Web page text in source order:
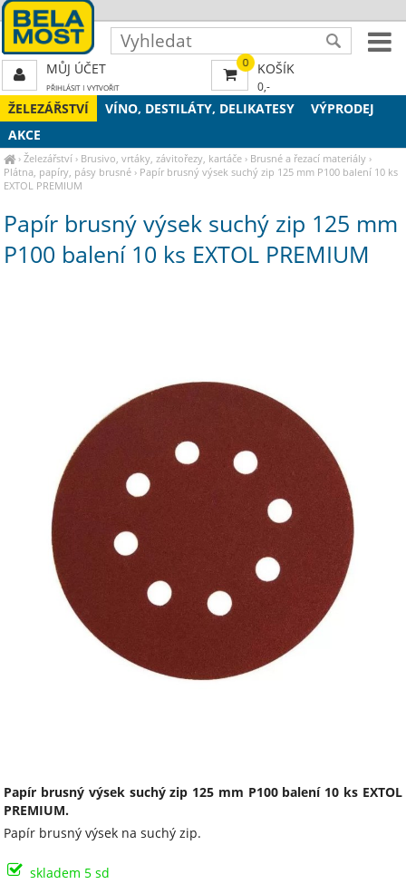
ŽELEZÁŘSTVÍ VÍNO, DESTILÁTY, DELIKATESY
VÝPRODEJ
AKCE
›Železářství › Brusivo, vrtáky, závitořezy, kartáče › Brusné a řezací materiály ›
Plátna, papíry, pásy brusné › Papír brusný výsek suchý zip 125 mm P100 balení 10 ks
EXTOL PREMIUM
Papír brusný výsek suchý zip 125 mm
P100 balení 10 ks EXTOL PREMIUM
Papír brusný výsek suchý zip 125 mm P100 balení 10 ks EXTOL
PREMIUM.
Papír brusný výsek na suchý zip.
skladem 5 sd
0 KOŠÍK
0,-
MŮJ ÚČET
PŘIHLÁSIT| VYTVOŘIT